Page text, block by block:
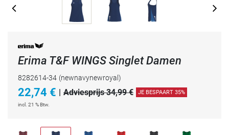
Erima T&F WINGS Singlet Damen
8282614-34 (newnavynewroyal)
22,74 € | Adviesprijs 34,99 € JE BESPAART 35%
incl. 21 % Btw.